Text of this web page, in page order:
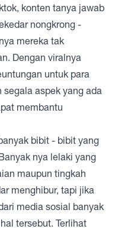
konten tanya jawab
nongkrong -
mereka tak
Dengan viralnya
untuk para
segala aspek yang ada
membantu
bibit - bibit yang
nya lelaki yang
maupun tingkah
menghibur, tapi jika
media sosial banyak
tersebut. Terlihat